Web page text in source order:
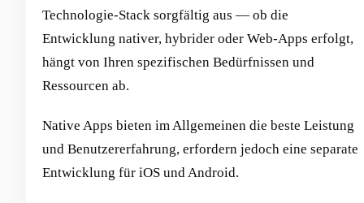
Technologie-Stack sorgfältig aus — ob die
Entwicklung nativer, hybrider oder Web-Apps erfolgt,
hängt von Ihren spezifischen Bedürfnissen und
Ressourcen ab.
Native Apps bieten im Allgemeinen die beste Leistung
und Benutzererfahrung, erfordern jedoch eine separate
Entwicklung für iOS und Android.